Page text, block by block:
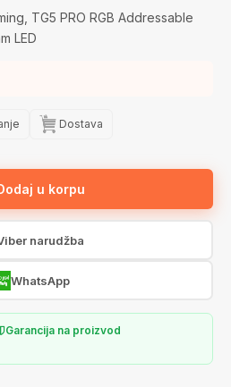
TG5 PRO RGB Addressable
LED
Dostava
u korpu
narudžba
WhatsApp
Garancija na proizvod